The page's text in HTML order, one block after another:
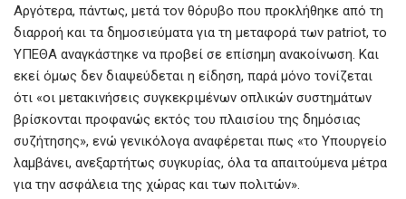
Αργότερα, πάντως, μετά τον θόρυβο που προκλήθηκε από τη
διαρροή και τα δημοσιεύματα για τη μεταφορά των patriot, το
ΥΠΕΘΑ αναγκάστηκε να προβεί σε επίσημη ανακοίνωση. Και
εκεί όμως δεν διαψεύδεται η είδηση, παρά μόνο τονίζεται
ότι «οι μετακινήσεις συγκεκριμένων οπλικών συστημάτων
βρίσκονται προφανώς εκτός του πλαισίου της δημόσιας
συζήτησης», ενώ γενικόλογα αναφέρεται πως «το Υπουργείο
λαμβάνει, ανεξαρτήτως συγκυρίας, όλα τα απαιτούμενα μέτρα
για την ασφάλεια της χώρας και των πολιτών».